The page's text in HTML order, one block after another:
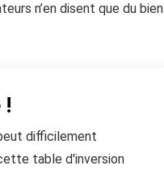
n’en disent que du bien
!
difficilement
table d'inversion